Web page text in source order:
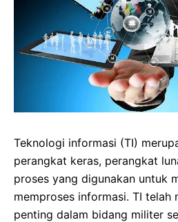
Teknologi informasi (TI)
perangkat keras, perangkat
proses yang digunakan untuk
memproses informasi. TI telah
penting dalam bidang militer